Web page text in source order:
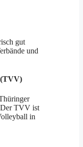
gut
und
Der TVV ist
in